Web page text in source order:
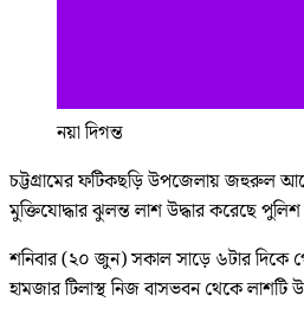
নয়া দিগন্ত
চট্টগ্রামের ফটিকছড়ি উপজেলায় জহুরুল
মুক্তিযোদ্ধার ঝুলন্ত লাশ উদ্ধার করেছে
শনিবার (২০ জুন) সকাল সাড়ে ৬টার দিকে
হামজার টিলাস্থ নিজ বাসভবন থেকে লাশটি